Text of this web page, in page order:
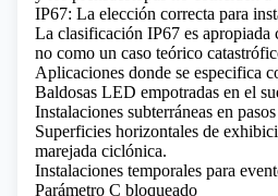
IP67: La elección correcta para
La clasificación IP67 es apropiada
no como un caso teórico
Aplicaciones donde se especifica
Baldosas LED empotradas en el
Instalaciones subterráneas en
Superficies horizontales de
marejada ciclónica.
Instalaciones temporales para
Parámetro C bloqueado